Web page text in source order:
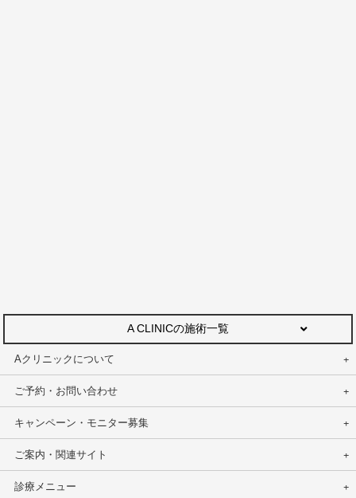
A CLINICの施術一覧
Aクリニックについて
ご予約・お問い合わせ
キャンペーン・モニター募集
ご案内・関連サイト
診療メニュー